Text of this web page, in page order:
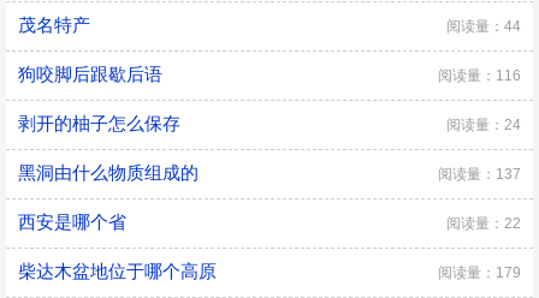
茂名特产 阅读量：44
狗咬脚后跟歇后语 阅读量：116
剥开的柚子怎么保存 阅读量：24
黑洞由什么物质组成的 阅读量：137
西安是哪个省 阅读量：22
柴达木盆地位于哪个高原 阅读量：179